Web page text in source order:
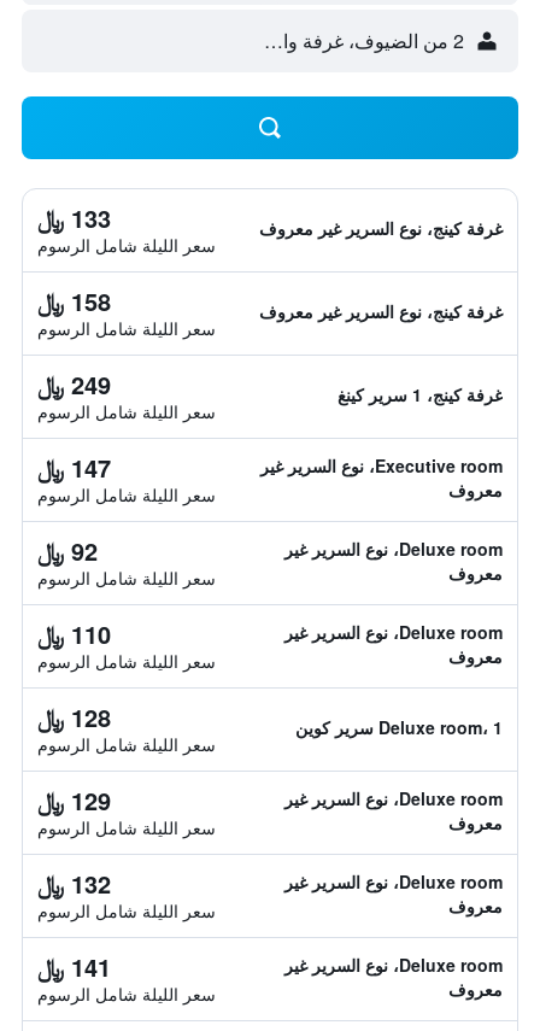
2 من الضيوف، غرفة واحدة
غرفة كينج، نوع السرير غير معروف 133 ﷼
سعر الليلة شامل الرسوم
غرفة كينج، نوع السرير غير معروف 158 ﷼
سعر الليلة شامل الرسوم
غرفة كينج، 1 سرير كينغ 249 ﷼
سعر الليلة شامل الرسوم
Executive room، نوع السرير غير
معروف
147 ﷼
سعر الليلة شامل الرسوم
Deluxe room، نوع السرير غير
معروف
92 ﷼
سعر الليلة شامل الرسوم
Deluxe room، نوع السرير غير
معروف
110 ﷼
سعر الليلة شامل الرسوم
Deluxe room، 1 سرير كوين 128 ﷼
سعر الليلة شامل الرسوم
Deluxe room، نوع السرير غير
معروف
129 ﷼
سعر الليلة شامل الرسوم
Deluxe room، نوع السرير غير
معروف
132 ﷼
سعر الليلة شامل الرسوم
Deluxe room، نوع السرير غير
معروف
141 ﷼
سعر الليلة شامل الرسوم